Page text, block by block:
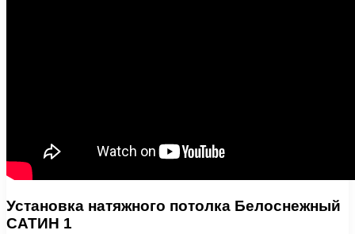
Установка натяжного потолка Белоснежный
САТИН 1